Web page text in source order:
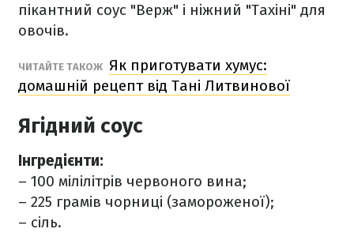
пікантний соус "Верж" і ніжний "Тахіні" для
овочів.
ЧИТАЙТЕ ТАКОЖ Як приготувати хумус:
домашній рецепт від Тані Литвинової
Ягідний соус
Інгредієнти⁣⁣⁣:
– 100 мілілітрів червоного вина;
– 225 грамів чорниці (замороженої);
– сіль.